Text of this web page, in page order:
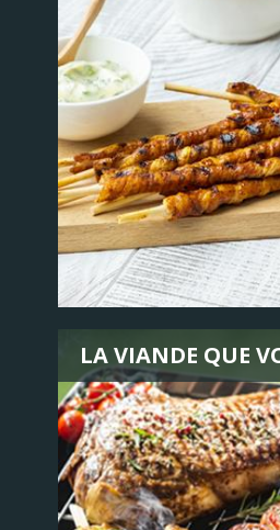
LA VIANDE QUE